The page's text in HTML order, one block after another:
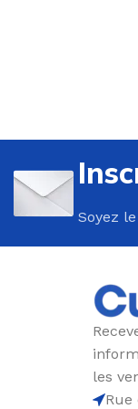
Soyez
les
Rue